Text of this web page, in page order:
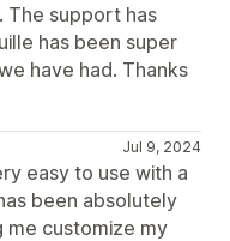
The support has
has been super
have had. Thanks
Jul 9, 2024
easy to use with a
been absolutely
me customize my